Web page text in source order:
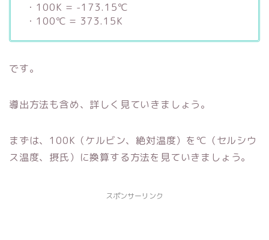
・100K = -173.15℃
・100℃ = 373.15K
です。
導出方法も含め、詳しく見ていきましょう。
まずは、100K（ケルビン、絶対温度）を℃（セルシウ
ス温度、摂氏）に換算する方法を見ていきましょう。
スポンサーリンク